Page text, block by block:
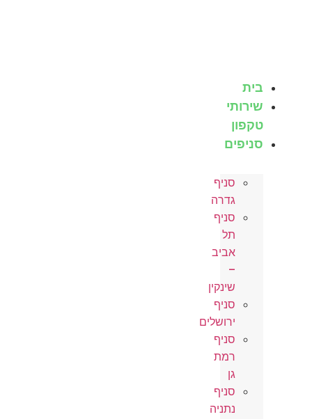
בית
שירותי
טקפון
סניפים
סניף
גדרה
סניף
תל
אביב
–
שינקין
סניף
ירושלים
סניף
רמת
גן
סניף
נתניה